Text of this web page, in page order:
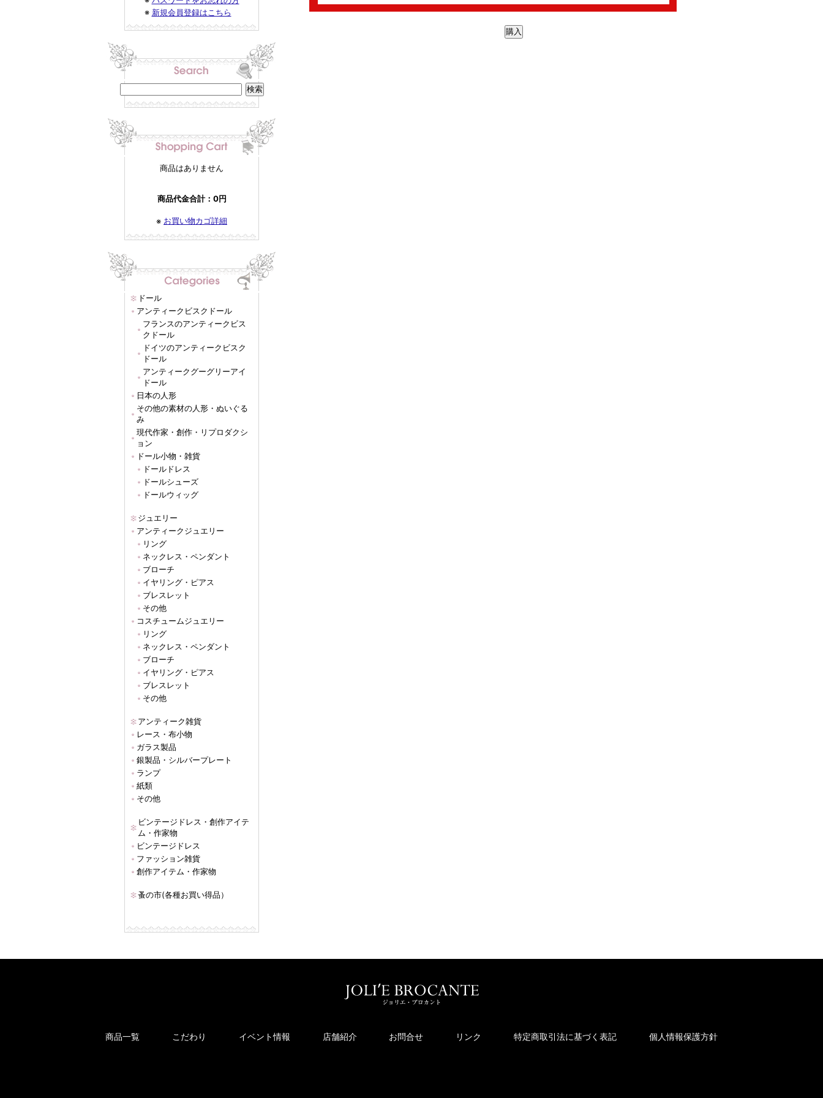
※ 新規会員登録はこちら
商品はありません
商品代金合計：0円
※ お買い物カゴ詳細
ドール
アンティークビスクドール
フランスのアンティークビス
クドール
ドイツのアンティークビスク
ドール
アンティークグーグリーアイ
ドール
日本の人形
その他の素材の人形・ぬいぐる
み
現代作家・創作・リプロダクシ
ョン
ドール小物・雑貨
ドールドレス
ドールシューズ
ドールウィッグ
ジュエリー
アンティークジュエリー
リング
ネックレス・ペンダント
ブローチ
イヤリング・ピアス
ブレスレット
その他
コスチュームジュエリー
リング
ネックレス・ペンダント
ブローチ
イヤリング・ピアス
ブレスレット
その他
アンティーク雑貨
レース・布小物
ガラス製品
銀製品・シルバープレート
ランプ
紙類
その他
ビンテージドレス・創作アイテ
ム・作家物
ビンテージドレス
ファッション雑貨
創作アイテム・作家物
蚤の市(各種お買い得品）
商品一覧 こだわり イベント情報 店舗紹介 お問合せ リンク 特定商取引法に基づく表記 個人情報保護方針